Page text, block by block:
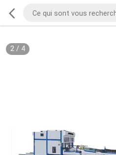
2/ 4